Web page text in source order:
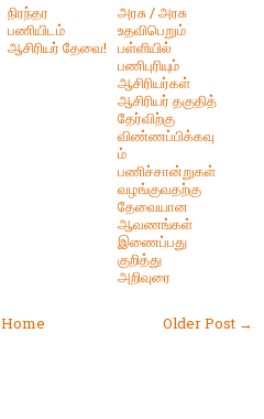
நிரந்தர
பணியிடம்
ஆசிரியர் தேவை!
அரசு / அரசு
உதவிபெறும்
பள்ளியில்
பணிபுரியும்
ஆசிரியர்கள்
ஆசிரியர் தகுதித்
தேர்விற்கு
விண்ணப்பிக்கவு
ம்
பணிச்சான்றுகள்
வழங்குவதற்கு
தேவையான
ஆவணங்கள்
இணைப்பது
குறித்து
அறிவுரை
Older Post →
Home